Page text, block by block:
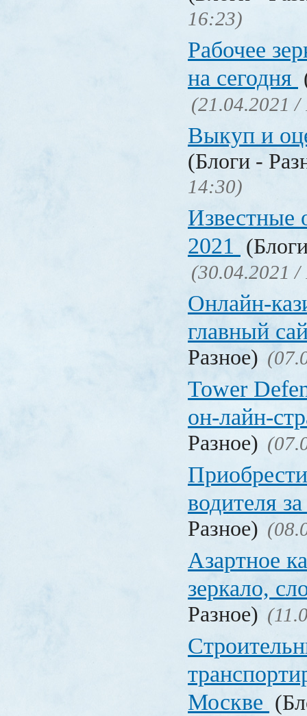
16:23)
Рабочее
на сегодня
(21.04.2021 /
Выкуп и
(Блоги -
14:30)
Известные
2021
(30.04.2021 /
Онлайн-
главный
Разное)
Tower
он-лайн-
Разное)
водителя
Разное)
Азартное
зеркало,
Разное)
Москве